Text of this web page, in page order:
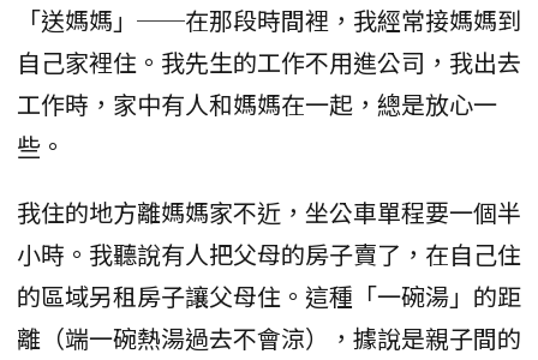
「送媽媽」──在那段時間裡，我經常接媽媽到
自己家裡住。我先生的工作不用進公司，我出去
工作時，家中有人和媽媽在一起，總是放心一
些。
我住的地方離媽媽家不近，坐公車單程要一個半
小時。我聽說有人把父母的房子賣了，在自己住
的區域另租房子讓父母住。這種「一碗湯」的距
離（端一碗熱湯過去不會涼），據說是親子間的